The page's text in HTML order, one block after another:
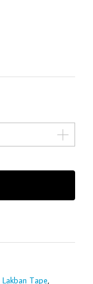
Lakban Tape,